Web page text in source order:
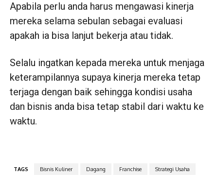
Apabila perlu anda harus mengawasi kinerja
mereka selama sebulan sebagai evaluasi
apakah ia bisa lanjut bekerja atau tidak.
Selalu ingatkan kepada mereka untuk menjaga
keterampilannya supaya kinerja mereka tetap
terjaga dengan baik sehingga kondisi usaha
dan bisnis anda bisa tetap stabil dari waktu ke
waktu.
TAGS Bisnis Kuliner Dagang Franchise Strategi Usaha